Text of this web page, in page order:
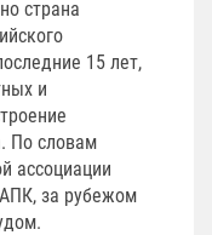
страна
15 лет,
и
По словам
ассоциации
за рубежом